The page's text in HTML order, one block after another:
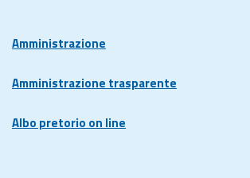
Amministrazione
Amministrazione trasparente
Albo pretorio on line